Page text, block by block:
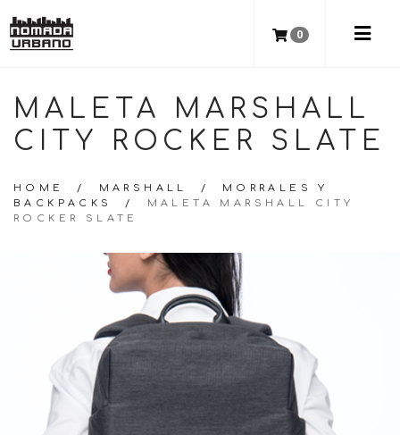
0
MALETA MARSHALL
CITY ROCKER SLATE
HOME / MARSHALL / MORRALES Y
BACKPACKS
/
MALETA MARSHALL CITY
ROCKER SLATE